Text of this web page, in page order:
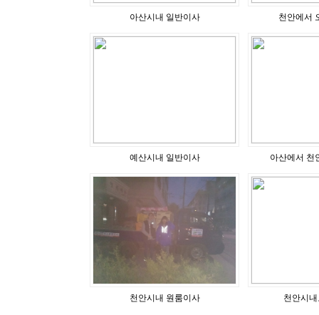
아산시내 일반이사 천안에서
예산시내 일반이사 아산에서 천
천안시내 원룸이사 천안시